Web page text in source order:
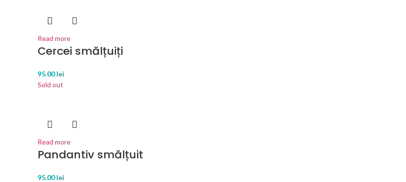
Read more
Cercei smălțuiți
95.00lei
Sold out
Read more
Pandantiv smălțuit
95.00lei